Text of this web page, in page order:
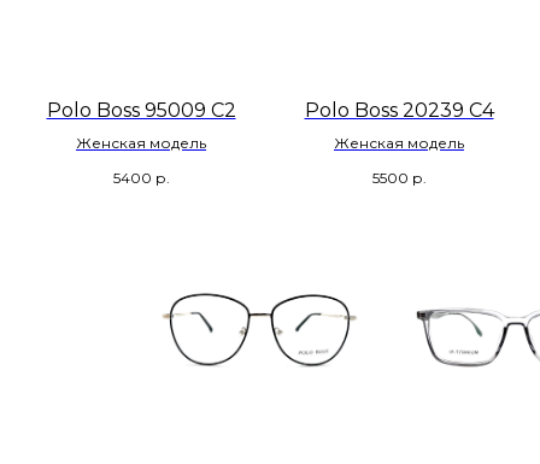
Polo Boss 95009 C2
Женская модель
5400 р.
Polo Boss 20239 C4
Женская модель
5500 р.